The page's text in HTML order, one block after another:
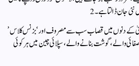
جان ڈالتا ہے۔2
کے دنوں میں قصاب سب سے مصروف اور ‘بزنس کلاس’
والے، گوشت بنانے والے، سپلائی چین میں ہر کوئی